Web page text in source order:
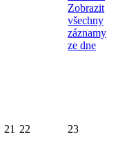
Zobrazit
všechny
záznamy
ze dne
21 22 23